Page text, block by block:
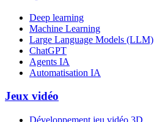
Deep learning
Machine Learning
Large Language Models (LLM)
ChatGPT
Agents IA
Automatisation IA
Jeux vidéo
Développement jeu vidéo 3D